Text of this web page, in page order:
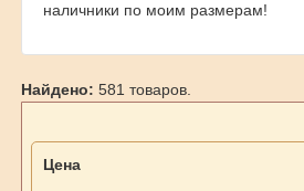
наличники по моим размерам!
Найдено: 581 товаров.
Цена